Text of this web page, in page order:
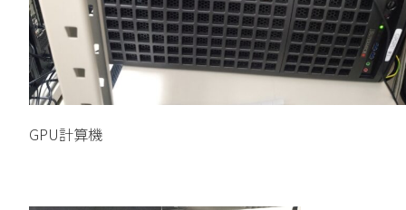
GPU計算機